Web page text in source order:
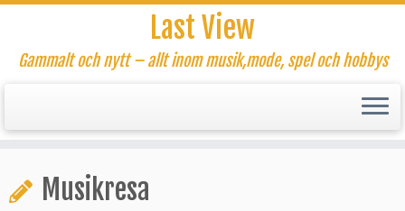
innehåll
Last View
Gammalt och nytt – allt inom musik,mode, spel och hobbys
Musikresa